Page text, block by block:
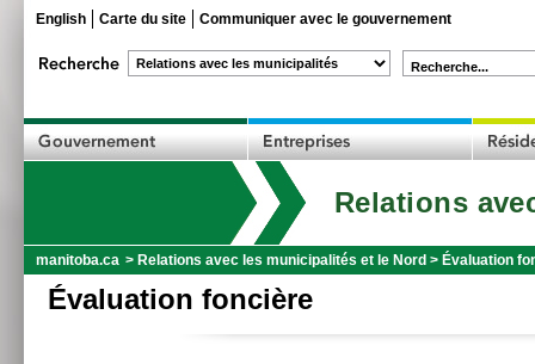
English Carte du site Communiquer avec le gouvernement
Recherche...
Relations
manitoba.ca > Relations avec les municipalités et le Nord > Évaluation
Évaluation foncière